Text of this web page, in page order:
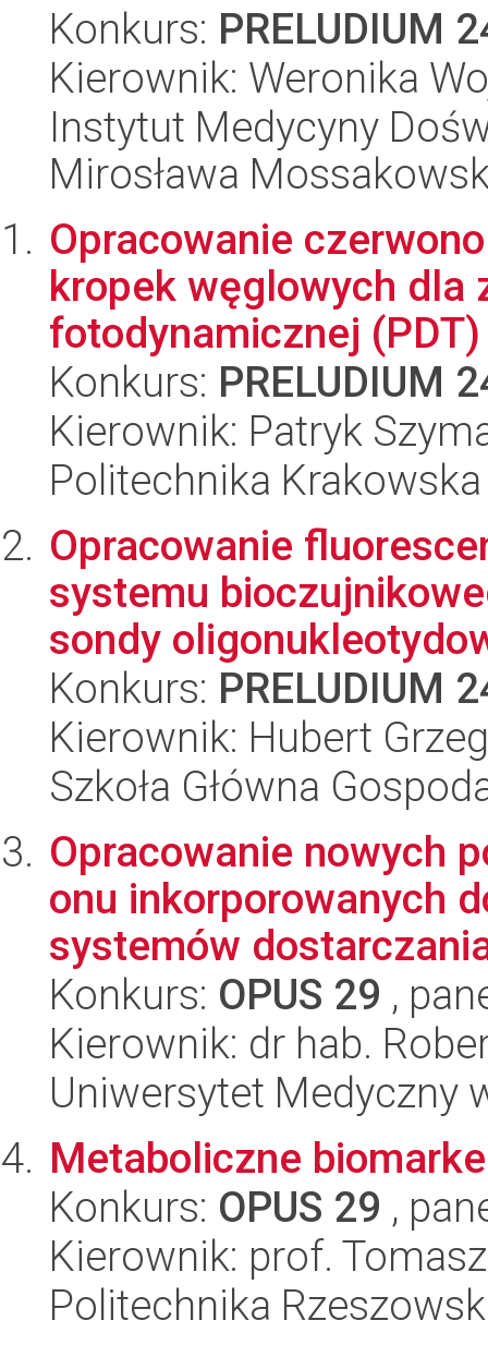
Konkurs: PRELUDIUM
Kierownik: Weronika
Instytut Medycyny
Mirosława
Opracowanie
kropek węglowych dla
fotodynamicznej (PDT)
Konkurs: PRELUDIUM
Kierownik: Patryk
Politechnika
Opracowanie
systemu
sondy
Konkurs: PRELUDIUM
Kierownik: Hubert
Szkoła Główna
Opracowanie nowych
onu inkorporowanych
systemów
Konkurs: OPUS 29 ,
Kierownik: dr hab.
Uniwersytet Medyczny
Metaboliczne
Konkurs: OPUS 29 ,
Kierownik: prof.
Politechnika